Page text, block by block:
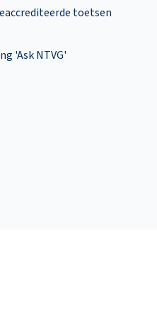
toetsen
'Ask NTVG'